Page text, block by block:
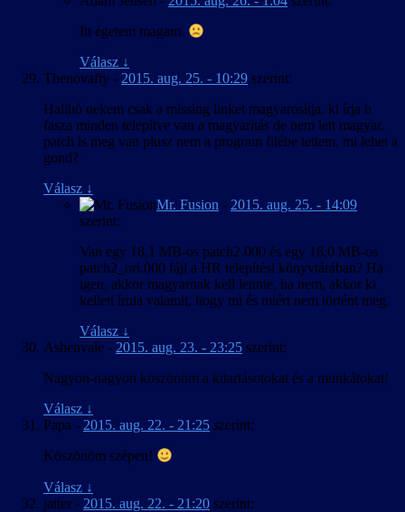
Itt égetem magam.
Válasz ↓
Thenovafly - 2015. aug. 25. - 10:29 szerint:
Halihó nekem csak a missing linket magyarosítja. ki írja h
fasza minden telepítve van a magyaritás de nem lett magyar.
patch is meg van plusz nem a program filébe tettem. mi lehet a
gond?
Válasz ↓
Mr. Fusion - 2015. aug. 25. - 14:09
szerint:
Van egy 18,1 MB-os patch2.000 és egy 18,0 MB-os
patch2_ori.000 fájl a HR telepítési könyvtárában? Ha
igen, akkor magyarnak kell lennie, ha nem, akkor ki
kellett írnia valamit, hogy mi és miért nem történt meg.
Válasz ↓
Ashenvale - 2015. aug. 23. - 23:25 szerint:
Nagyon-nagyon köszönöm a kitartásotokat és a munkátokat!
Válasz ↓
Papa - 2015. aug. 22. - 21:25 szerint:
Köszönöm szépen!
Válasz ↓
jatter - 2015. aug. 22. - 21:20 szerint: